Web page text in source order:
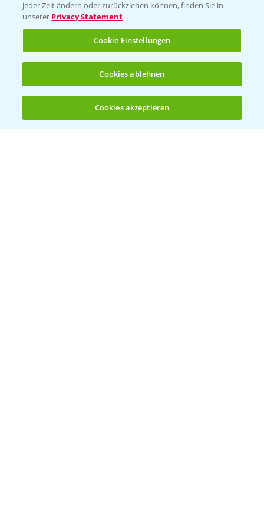
(noch 4)
Infos
LINKS
Apps
Wetter Aktuell
jeder Zeit ändern oder zurückziehen können, finden Sie in
unserer Privacy Statement
Cookie Einstellungen
Cookies ablehnen
Cookies akzeptieren